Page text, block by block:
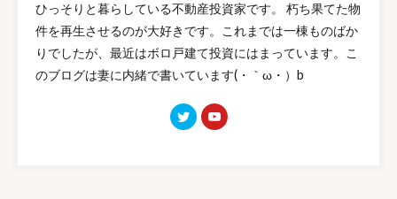
ひっそりと暮らしている不動産投資家です。 朽ち果てた物
件を再生させるのが大好きです。これまでは一棟ものばか
りでしたが、最近はボロ戸建て投資にはまっています。こ
のブログは妻に内緒で書いています(・｀ω・）b